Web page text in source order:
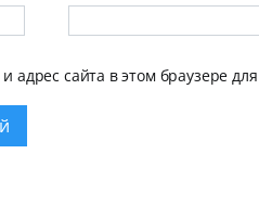
адрес сайта в этом браузере